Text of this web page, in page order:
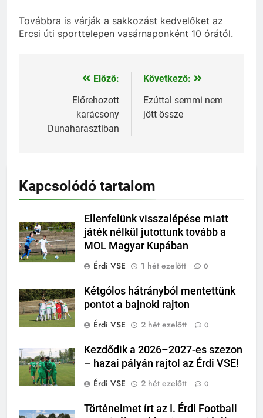
Továbbra is várják a sakkozást kedvelőket az
Ercsi úti sporttelepen vasárnaponként 10 órától.
Bejegyzés
navigáció
Előző:
Előrehozott
karácsony
Dunaharasztiban
Következő:
Ezúttal semmi nem
jött össze
Kapcsolódó tartalom
Ellenfelünk visszalépése miatt
játék nélkül jutottunk tovább a
MOL Magyar Kupában
Érdi VSE
1 hét ezelőtt 0
Kétgólos hátrányból mentettünk
pontot a bajnoki rajton
Érdi VSE
2 hét ezelőtt 0
Kezdődik a 2026–2027-es szezon
– hazai pályán rajtol az Érdi VSE!
Érdi VSE
2 hét ezelőtt 0
Történelmet írt az I. Érdi Football